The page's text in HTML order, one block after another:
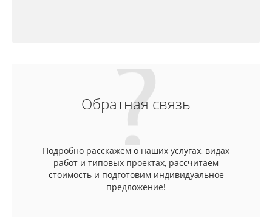
Обратная связь
Подробно расскажем о наших услугах, видах
работ и типовых проектах, рассчитаем
стоимость и подготовим индивидуальное
предложение!